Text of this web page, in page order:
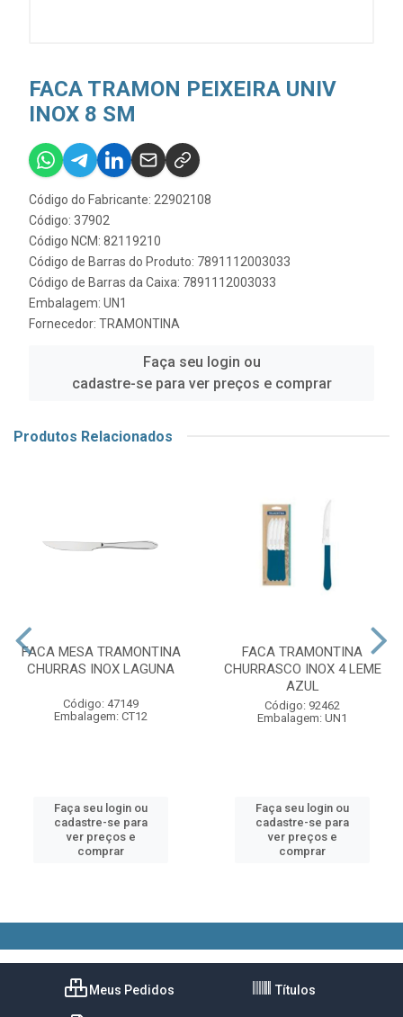
FACA TRAMON PEIXEIRA UNIV
INOX 8 SM
Código do Fabricante: 22902108
Código: 37902
Código NCM: 82119210
Código de Barras do Produto: 7891112003033
Código de Barras da Caixa: 7891112003033
Embalagem: UN1
Fornecedor: TRAMONTINA
Faça seu login ou
cadastre-se para ver preços e comprar
Produtos Relacionados
FACA MESA TRAMONTINA
CHURRAS INOX LAGUNA
Código: 47149
Embalagem: CT12
Faça seu login ou
cadastre-se para
ver preços e
comprar
FACA TRAMONTINA
CHURRASCO INOX 4 LEME
AZUL
Código: 92462
Embalagem: UN1
Faça seu login ou
cadastre-se para
ver preços e
comprar
Meus Pedidos Títulos